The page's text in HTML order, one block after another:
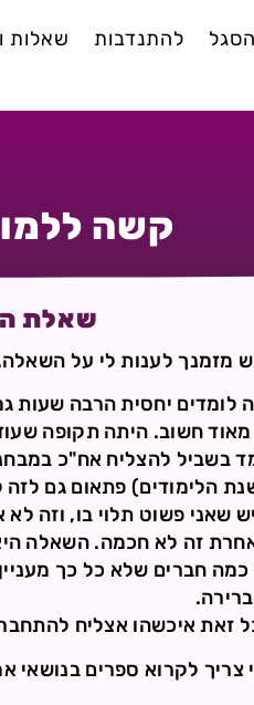
הסגל להתנדבות שאלות
קשה
שאלת
מזמנך לענות לי על
לומדים יחסית הרבה
חשוב. היתה תקופה
בשביל להצליח אח"כ
הלימודים) פתאום גם
שאני פשוט תלוי בו, וזה
אחרת זה לא חכמה. השאלה
כמה חברים שלא כל כך
זאת איכשהו אצליח להתחבר
צריך לקרוא ספרים